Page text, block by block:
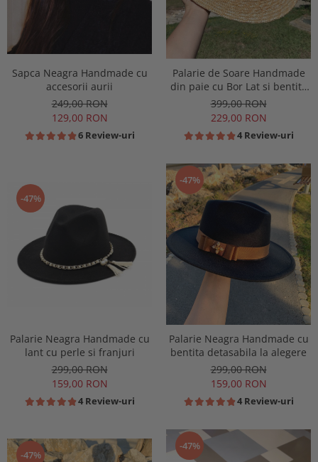
Sapca Neagra Handmade cu
accesorii aurii
249,00 RON
129,00 RON
6 Review-uri
Palarie de Soare Handmade
din paie cu Bor Lat si bentita
colorata detasabila
399,00 RON
229,00 RON
4 Review-uri
-47%
Palarie Neagra Handmade cu
lant cu perle si franjuri
299,00 RON
159,00 RON
4 Review-uri
-47%
Palarie Neagra Handmade cu
bentita detasabila la alegere
299,00 RON
159,00 RON
4 Review-uri
-47%
-47%